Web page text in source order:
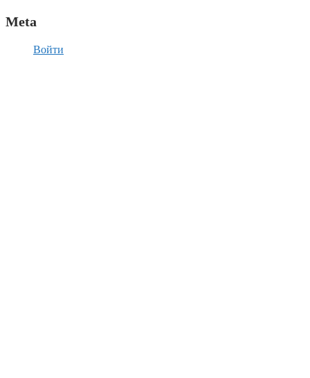
Meta
Войти